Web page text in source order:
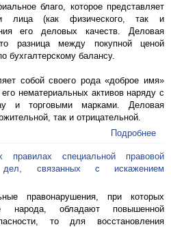
благо, которое представляет
лица (как физического, так и
его деловых качеств. Деловая
разница между покупной ценой
бухгалтерскому балансу.
собой своего рода «доброе имя»
нематериальных активов наряду с
и торговыми марками. Деловая
так и отрицательной.
Подробнее
специальной правовой
дел, связанных с искажением
правонарушения, при которых
народа, обладают повышенной
то для восстановления